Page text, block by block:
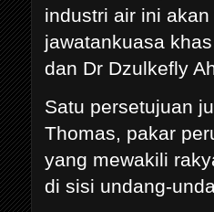
industri air ini
jawatankuasa
dan Dr Dzulkefly
Satu persetujuan
Thomas, pakar
yang mewakili
di sisi undang-